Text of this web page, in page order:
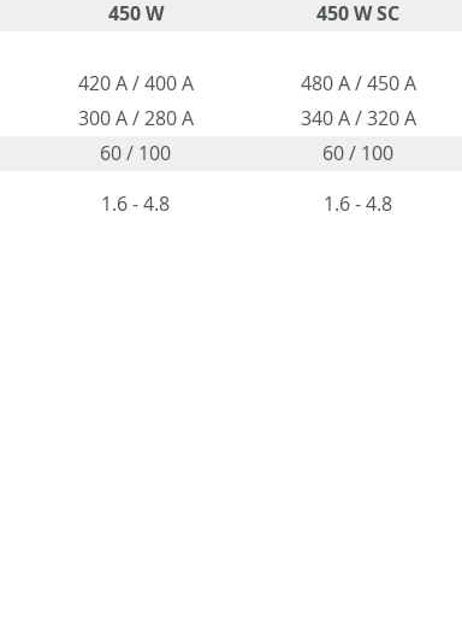
450 W
450 W SC
420 A / 400 A 480 A / 450 A
300 A / 280 A 340 A / 320 A
60 / 100 60 / 100
1.6 - 4.8 1.6 - 4.8